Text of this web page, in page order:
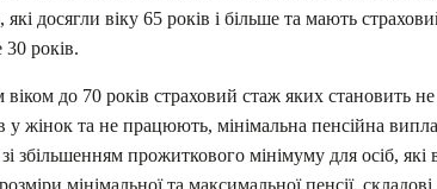
досягли віку 65 років і більше та мають
років.
віком до 70 років страховий стаж яких становить
жінок та не працюють, мінімальна пенсійна
збільшенням прожиткового мінімуму для осіб, які
мінімальної та максимальної пенсії,